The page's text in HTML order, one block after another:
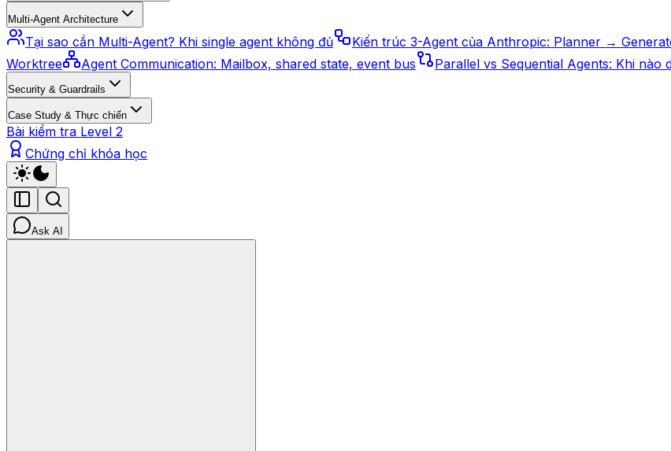
Multi-Agent Architecture
Tại sao cần Multi-Agent? Khi single agent không đủ Kiến trúc 3-Agent của Anthropic: Planner →
Worktree
Agent Communication: Mailbox, shared state, event bus Parallel vs Sequential Agents: Khi nào
Security & Guardrails
Case Study & Thực chiến
Bài kiểm tra Level 2
Chứng chỉ khóa học
Ask AI